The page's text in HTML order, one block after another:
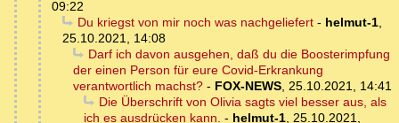
09:22
Du kriegst von mir noch was nachgeliefert- helmut-1,
25.10.2021, 14:08
Darf ich davon ausgehen, daß du die Boosterimpfung
der einen Person für eure Covid-Erkrankung
verantwortlich machst? - FOX-NEWS, 25.10.2021, 14:41
Die Überschrift von Olivia sagts viel besser aus, als
ich es ausdrücken kann. - helmut-1, 25.10.2021,